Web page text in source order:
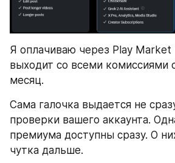
Я оплачиваю через Play Market
выходит со всеми комиссиями
месяц.
Сама галочка выдается не
проверки вашего аккаунта.
премиума доступны сразу. О
чутка дальше.